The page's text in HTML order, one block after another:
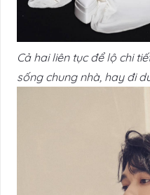
Cả hai liên tục để lộ chi
sống chung nhà, hay đi